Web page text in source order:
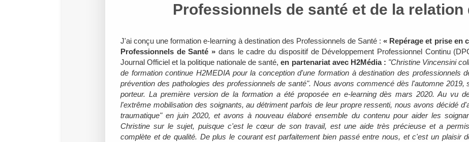
Professionnels de santé et de la relation
J'ai conçu une formation e-learning à destination des Professionnels de Santé :« Repérage et prise en
Professionnels de Santé » dans le cadre du dispositif de Développement Professionnel Continu
Journal Officiel et la politique nationale de santé,en partenariat avec H2Média: "Christine Vincensini
de formation continue H2MEDIA pour la conception d'une formation à destination des professionnels
prévention des pathologies des professionnels de santé". Nous avons commencé dès l'automne 2019,
porteur. La première version de la formation a été proposée en e-learning dès mars 2020. Au vu
l'extrême mobilisation des soignants, au détriment parfois de leur propre ressenti, nous avons décidé
traumatique" en juin 2020, et avons à nouveau élaboré ensemble du contenu pour aider les
Christine sur le sujet, puisque c'est le cœur de son travail, est une aide très précieuse et a permis
complète et de qualité. De plus le courant est parfaitement bien passé entre nous, et c'est un plaisir